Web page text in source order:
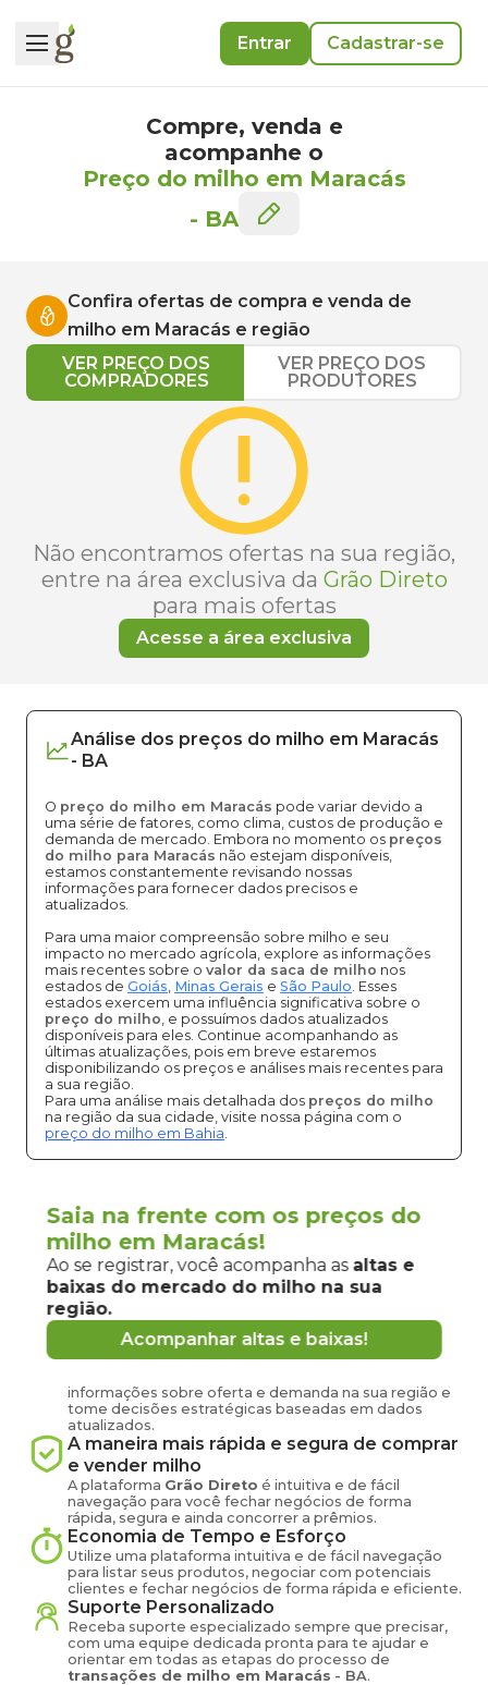
Entrar Cadastrar-se
Compre, venda e
acompanhe o
Preço do milho em Maracás
- BA
Confira ofertas de compra e venda de
milho em Maracás e região
VER PREÇO DOS
COMPRADORES
VER PREÇO DOS
PRODUTORES
Não encontramos ofertas na sua região,
entre na área exclusiva da Grão Direto
para mais ofertas
Acesse a área exclusiva
Análise dos preços do milho em Maracás
- BA
O preço do milho em Maracás pode variar devido a
uma série de fatores, como clima, custos de produção e
demanda de mercado. Embora no momento os preços
do milho para Maracás não estejam disponíveis,
estamos constantemente revisando nossas
informações para fornecer dados precisos e
atualizados.
Para uma maior compreensão sobre milho e seu
impacto no mercado agrícola, explore as informações
mais recentes sobre o valor da saca de milho nos
estados de Goiás, Minas Gerais e São Paulo. Esses
estados exercem uma influência significativa sobre o
preço do milho, e possuímos dados atualizados
disponíveis para eles. Continue acompanhando as
últimas atualizações, pois em breve estaremos
disponibilizando os preços e análises mais recentes para
a sua região.
Para uma análise mais detalhada dos preços do milho
na região da sua cidade, visite nossa página com o
preço do milho em Bahia.
Vantagens de negociar milho em
Maracás
pelaGrão Direto
Conecte-se agora com produtores e
compradores de milhode Maracás
Tenha em mãos informações atualizadas sobre o
informações sobre oferta e demanda na sua região e
tome decisões estratégicas baseadas em dados
atualizados.
A maneira mais rápida e segura de comprar
e vender milho
A plataforma Grão Direto é intuitiva e de fácil
navegação para você fechar negócios de forma
rápida, segura e ainda concorrer a prêmios.
Economia de Tempo e Esforço
Utilize uma plataforma intuitiva e de fácil navegação
para listar seus produtos, negociar com potenciais
clientes e fechar negócios de forma rápida e eficiente.
Suporte Personalizado
Receba suporte especializado sempre que precisar,
com uma equipe dedicada pronta para te ajudar e
orientar em todas as etapas do processo de
transações de milho em Maracás - BA.
Saia na frente com os preços do
milho em Maracás!
Ao se registrar, você acompanha as altas e
baixas do mercado do milhona sua
região.
Acompanhar altas e baixas!